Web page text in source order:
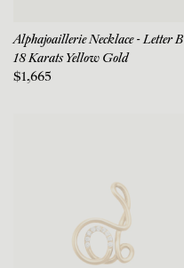
Alphajoaillerie Necklace - Letter B
18 Karats Yellow Gold
$1,665